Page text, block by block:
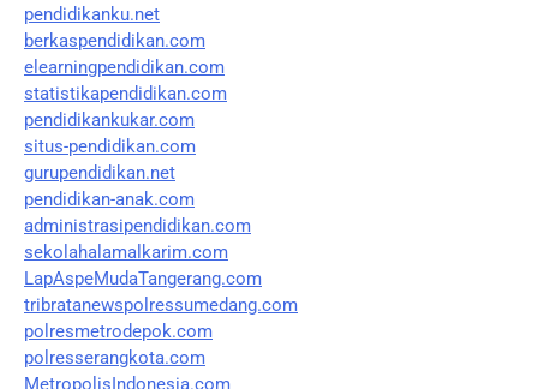
pendidikanku.net
berkaspendidikan.com
elearningpendidikan.com
statistikapendidikan.com
pendidikankukar.com
situs-pendidikan.com
gurupendidikan.net
pendidikan-anak.com
administrasipendidikan.com
sekolahalamalkarim.com
LapAspeMudaTangerang.com
tribratanewspolressumedang.com
polresmetrodepok.com
polresserangkota.com
MetropolisIndonesia.com